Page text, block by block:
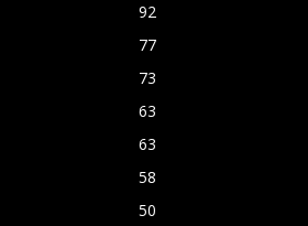
92
77
73
63
63
58
50